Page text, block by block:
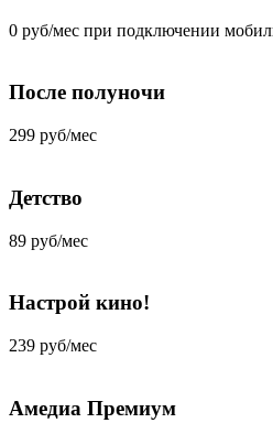
0 руб/мес при подключении
После полуночи
299 руб/мес
Детство
89 руб/мес
Настрой кино!
239 руб/мес
Амедиа Премиум